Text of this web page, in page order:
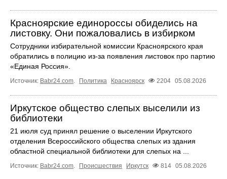
Красноярские единороссы обиделись на
листовку. Они пожаловались в избирком
Сотрудники избирательной комиссии Красноярского края
обратились в полицию из-за появления листовок про партию
«Единая Россия».
Источник: Babr24.com. Политика Красноярск 2204 05.08.2026
Иркутское общество слепых выселили из
библиотеки
21 июля суд принял решение о выселении Иркутского
отделения Всероссийского общества слепых из здания
областной специальной библиотеки для слепых на ...
Источник: Babr24.com. Происшествия Иркутск 814 05.08.2026